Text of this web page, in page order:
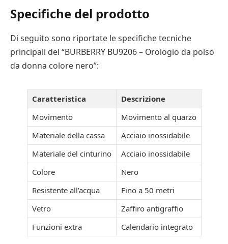
Specifiche del prodotto
Di seguito sono riportate le specifiche tecniche
principali del “BURBERRY BU9206 – Orologio da polso
da donna colore nero”:
Caratteristica
Descrizione
Movimento
Movimento al quarzo
Materiale della cassa
Acciaio inossidabile
Materiale del cinturino
Acciaio inossidabile
Colore
Nero
Resistente all’acqua
Fino a 50 metri
Vetro
Zaffiro antigraffio
Funzioni extra
Calendario integrato